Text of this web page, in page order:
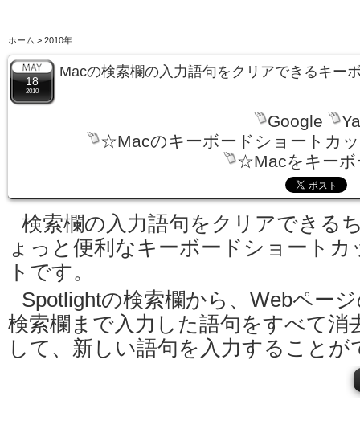
ホーム > 2010年
18
2010
Macの検索欄の入力語句をクリアできるキー
Google
☆Macのキーボードショートカ
☆Macをキーボ
検索欄の入力語句をクリアできる
ょっと便利なキーボードショートカ
トです。
Spotlightの検索欄から、Webペー
検索欄まで入力した語句をすべて消
して、新しい語句を入力することが